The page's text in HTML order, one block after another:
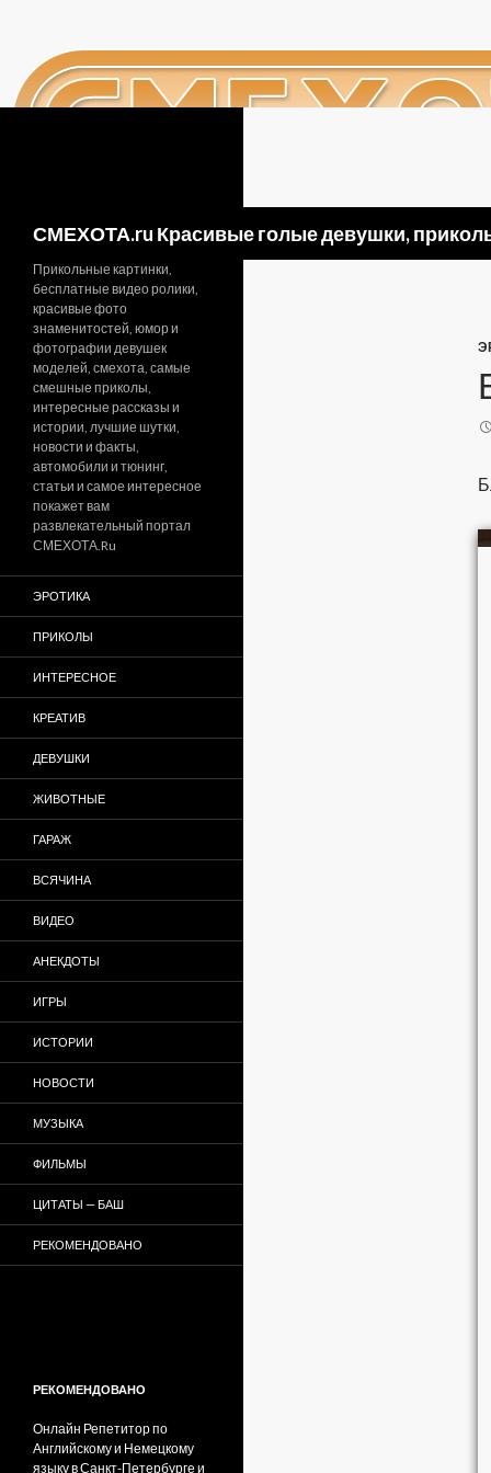
СМЕХОТА.ru Красивые голые девушки,
Прикольные картинки,
бесплатные видео ролики,
красивые фото
знаменитостей, юмор и
фотографии девушек
моделей, смехота, самые
смешные приколы,
интересные рассказы и
истории, лучшие шутки,
новости и факты,
автомобили и тюнинг,
статьи и самое интересное
покажет вам
развлекательный портал
СМЕХОТА.Ru
ЭРОТИКА
ПРИКОЛЫ
ИНТЕРЕСНОЕ
КРЕАТИВ
ДЕВУШКИ
ЖИВОТНЫЕ
ГАРАЖ
ВСЯЧИНА
ВИДЕО
АНЕКДОТЫ
ИГРЫ
ИСТОРИИ
НОВОСТИ
МУЗЫКА
ФИЛЬМЫ
ЦИТАТЫ — БАШ
РЕКОМЕНДОВАНО
РЕКОМЕНДОВАНО
Онлайн Репетитор по
Английскому и Немецкому
языку в Санкт-Петербурге и